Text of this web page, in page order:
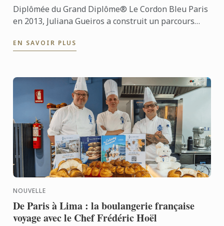
Diplômée du Grand Diplôme® Le Cordon Bleu Paris
en 2013, Juliana Gueiros a construit un parcours
Après ...
EN SAVOIR PLUS
NOUVELLE
De Paris à Lima : la boulangerie française
voyage avec le Chef Frédéric Hoël